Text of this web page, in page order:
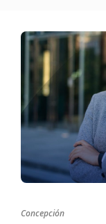
Concepción